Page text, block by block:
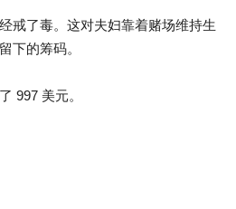
戒了毒。这对夫妇靠着赌场维持生
下的筹码。
997 美元。